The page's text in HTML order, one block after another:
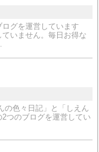
グを運営しています
いません。毎日お得な
の色々日記」と「しえん
つのブログを運営してい